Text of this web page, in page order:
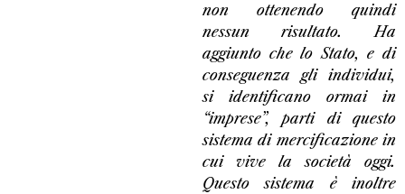
non ottenendo quindi
nessun risultato. Ha
aggiunto che lo Stato, e di
conseguenza gli individui,
si identificano ormai in
“imprese”, parti di questo
sistema di mercificazione in
cui vive la società oggi.
Questo sistema è inoltre